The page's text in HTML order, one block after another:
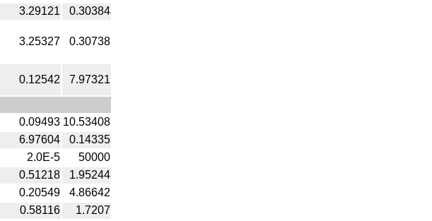
3.29121 0.30384
3.25327 0.30738
0.12542 7.97321
0.09493 10.53408
6.97604
0.14335
2.0E-5
50000
0.51218
1.95244
0.20549
4.86642
0.58116 1.7207